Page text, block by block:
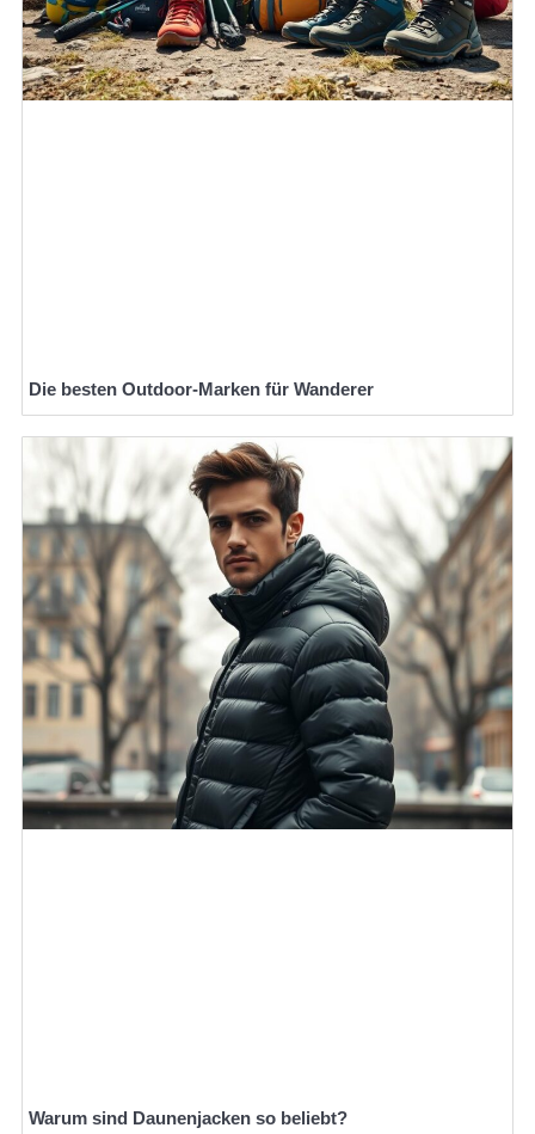
Die besten Outdoor-Marken für Wanderer
Warum sind Daunenjacken so beliebt?